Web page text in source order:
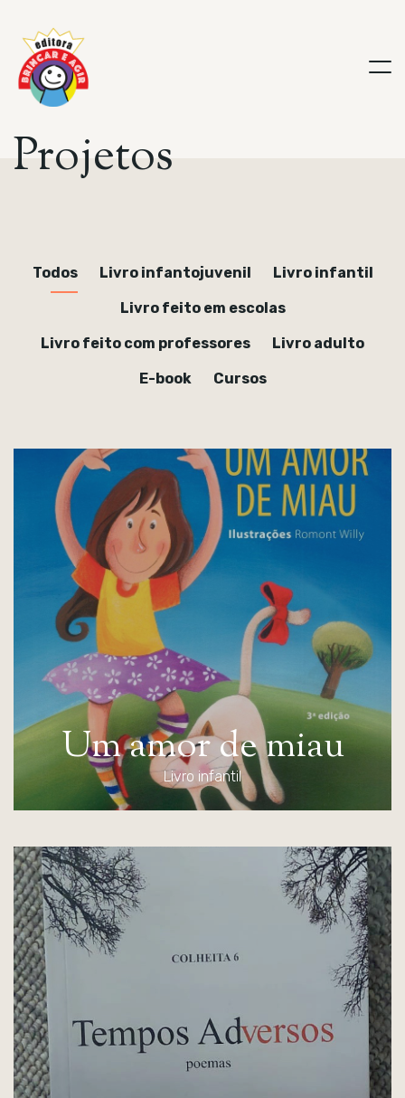
Projetos
Todos Livro infantojuvenil Livro infantil
Livro feito em escolas
Livro feito com professores Livro adulto
E-book Cursos
Umamordemiau
Livro infantil